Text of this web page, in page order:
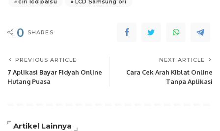
ciri lcd palsu
LCD Samsung ori
0 SHARES
PREVIOUS ARTICLE
7 Aplikasi Bayar Fidyah Online
Hutang Puasa
NEXT ARTICLE
Cara Cek Arah Kiblat Online
Tanpa Aplikasi
Artikel Lainnya